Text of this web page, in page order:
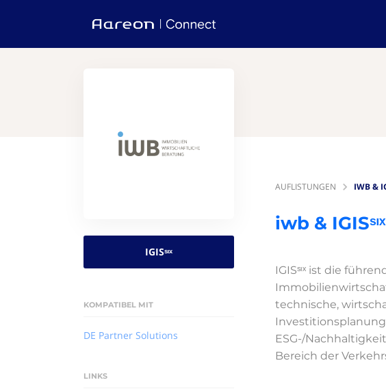
IGISˢᶦˣ
KOMPATIBEL MIT
DE Partner Solutions
LINKS
AUFLISTUNGEN IWB &
iwb & IGISˢᶦˣ
IGISˢᶦˣ ist die
technische,
ESG-/
Bereich der